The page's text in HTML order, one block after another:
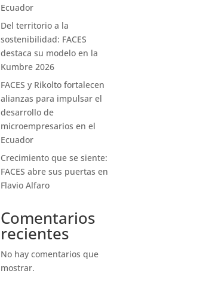
Ecuador
Del territorio a la
sostenibilidad: FACES
destaca su modelo en la
Kumbre 2026
FACES y Rikolto fortalecen
alianzas para impulsar el
desarrollo de
microempresarios en el
Ecuador
Crecimiento que se siente:
FACES abre sus puertas en
Flavio Alfaro
Comentarios
recientes
No hay comentarios que
mostrar.